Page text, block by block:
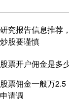
研究报告信息推荐
炒股要谨慎
股票开户佣金是多
股票佣金一般万
申请调